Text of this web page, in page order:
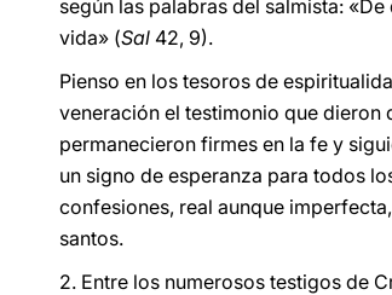
según las palabras del salmista:
vida» (Sal 42, 9).
Pienso en los tesoros de
veneración el testimonio que dieron
permanecieron firmes en la fe y
un signo de esperanza para todos
confesiones, real aunque
santos.
2. Entre los numerosos testigos de